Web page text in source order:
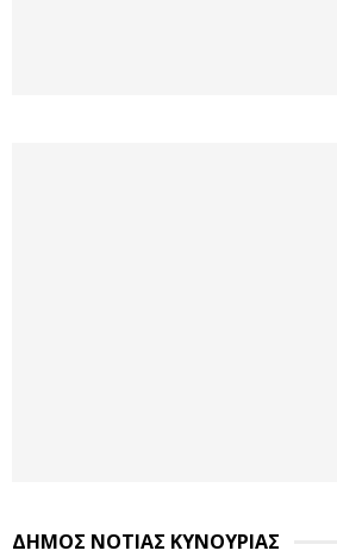
ΔΗΜΟΣ ΝΟΤΙΑΣ ΚΥΝΟΥΡΙΑΣ